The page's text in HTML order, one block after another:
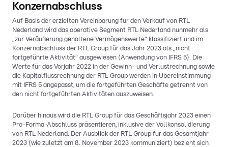
Konzernabschluss
Auf Basis der erzielten Vereinbarung für den Verkauf von RTL
Nederland wird das operative Segment RTL Nederland nunmehr als
„zur Veräußerung gehaltene Vermögenswerte“ klassifiziert und im
Konzernabschluss der RTL Group für das Jahr 2023 als „nicht
fortgeführte Aktivität“ ausgewiesen (Anwendung von IFRS 5). Die
Werte für das Vorjahr 2022 in der Gewinn- und Verlustrechnung sowie
die Kapitalflussrechnung der RTL Group werden in Übereinstimmung
mit IFRS 5 angepasst, um die fortgeführten Geschäfte getrennt von
den nicht fortgeführten Aktivitäten auszuweisen.
Darüber hinaus wird die RTL Group für das Geschäftsjahr 2023 einen
Pro-Forma-Abschluss präsentieren, inklusive der Vollkonsolidierung
von RTL Nederland. Der Ausblick der RTL Group für das Gesamtjahr
2023 (wie zuletzt am 8. November 2023 kommuniziert) bezieht sich